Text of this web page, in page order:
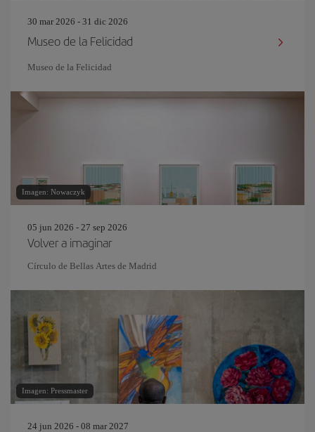
30 mar 2026 - 31 dic 2026
Museo de la Felicidad
Museo de la Felicidad
Imagen: Nowaczyk
05 jun 2026 - 27 sep 2026
Volver a imaginar
Círculo de Bellas Artes de Madrid
Imagen: Pressmaster
24 jun 2026 - 08 mar 2027